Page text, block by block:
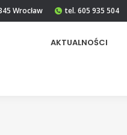
Wrocław tel. 605 935 504
AKTUALNOŚCI